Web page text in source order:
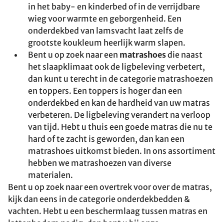
in het baby- en kinderbed of in de verrijdbare
wieg voor warmte en geborgenheid. Een
onderdekbed van lamsvacht laat zelfs de
grootste koukleum heerlijk warm slapen.
Bent u op zoek naar een matrashoesdie naast
het slaapklimaat ook de ligbeleving verbetert,
dan kunt u terecht in de categorie matrashoezen
en toppers. Een toppers is hoger dan een
onderdekbed en kan de hardheid van uw matras
verbeteren. De ligbeleving verandert na verloop
van tijd. Hebt u thuis een goede matras die nu te
hard of te zacht is geworden, dan kan een
matrashoes uitkomst bieden. In ons assortiment
hebben we matrashoezen van diverse
materialen.
Bent u op zoek naar een overtrek voor over de matras,
kijk dan eens in de categorie onderdekbedden &
vachten. Hebt u een beschermlaag tussen matras en